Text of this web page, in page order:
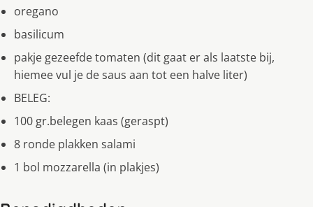
oregano
basilicum
pakje gezeefde tomaten (dit gaat er als laatste bij,
hiemee vul je de saus aan tot een halve liter)
BELEG:
100 gr.belegen kaas (geraspt)
8 ronde plakken salami
1 bol mozzarella (in plakjes)